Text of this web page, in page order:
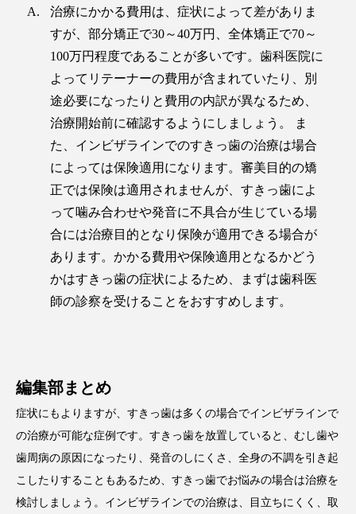
治療にかかる費用は、症状によって差がありま
すが、部分矯正で30～40万円、全体矯正で70～
100万円程度であることが多いです。歯科医院に
よってリテーナーの費用が含まれていたり、別
途必要になったりと費用の内訳が異なるため、
治療開始前に確認するようにしましょう。 ま
た、インビザラインでのすきっ歯の治療は場合
によっては保険適用になります。審美目的の矯
正では保険は適用されませんが、すきっ歯によ
って噛み合わせや発音に不具合が生じている場
合には治療目的となり保険が適用できる場合が
あります。かかる費用や保険適用となるかどう
かはすきっ歯の症状によるため、まずは歯科医
師の診察を受けることをおすすめします。
編集部まとめ
症状にもよりますが、すきっ歯は多くの場合でインビザラインで
の治療が可能な症例です。すきっ歯を放置していると、むし歯や
歯周病の原因になったり、発音のしにくさ、全身の不調を引き起
こしたりすることもあるため、すきっ歯でお悩みの場合は治療を
検討しましょう。インビザラインでの治療は、目立ちにくく、取